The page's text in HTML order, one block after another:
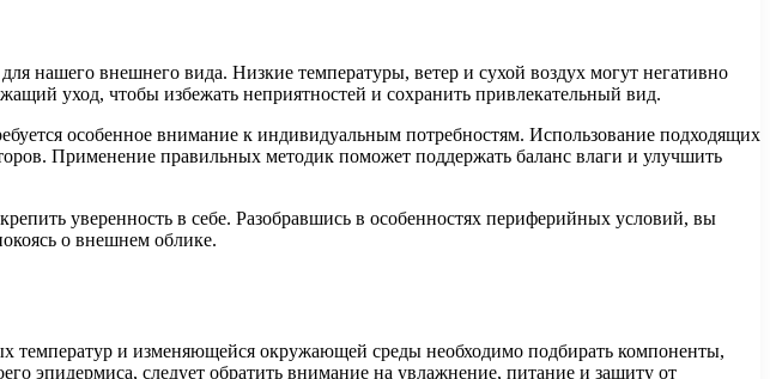
нашего внешнего вида. Низкие температуры, ветер и сухой воздух могут негативно
уход, чтобы избежать неприятностей и сохранить привлекательный вид.
особенное внимание к индивидуальным потребностям. Использование подходящих
Применение правильных методик поможет поддержать баланс влаги и улучшить
уверенность в себе. Разобравшись в особенностях периферийных условий, вы
о внешнем облике.
температур и изменяющейся окружающей среды необходимо подбирать компоненты,
эпидермиса, следует обратить внимание на увлажнение, питание и защиту от